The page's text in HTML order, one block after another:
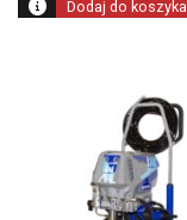
Dodaj do koszyka